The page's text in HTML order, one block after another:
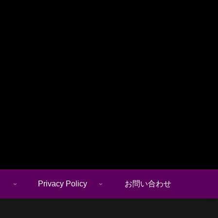
Privacy Policy お問い合わせ